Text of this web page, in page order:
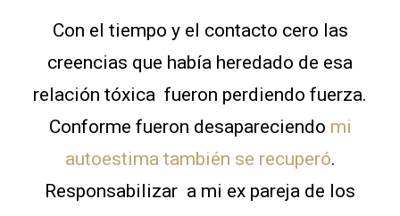
Con el tiempo y el contacto cero las
creencias que había heredado de esa
relación tóxica fueron perdiendo fuerza.
Conforme fueron desapareciendo mi
autoestima también se recuperó.
Responsabilizar a mi ex pareja de los